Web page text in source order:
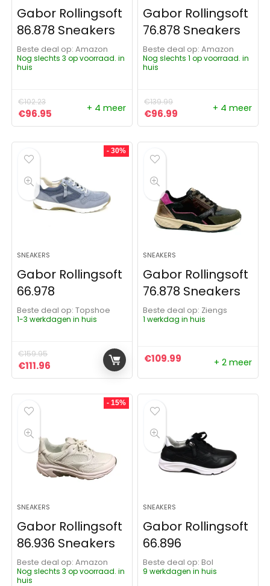
Gabor Rollingsoft
86.878 Sneakers
Beste deal op:
Amazon
Nog slechts 3 op voorraad. in
huis
€102.23
Oorspronkelijke prijs was: €102.23.
€96.95 Huidige prijs is: €96.95.
+ 4 meer
Gabor Rollingsoft
76.878 Sneakers
Beste deal op:
Amazon
Nog slechts 1 op voorraad. in
huis
€139.99
Oorspronkelijke prijs was:
€96.99 Huidige prijs is:
+ 4 meer
- 30%
SNEAKERS
Gabor Rollingsoft
66.978
Beste deal op:
Topshoe
1-3 werkdagen in huis
€159.95
Oorspronkelijke prijs was: €159.95.
€111.96 Huidige prijs is: €111.96.
SNEAKERS
Gabor Rollingsoft
76.878 Sneakers
Beste deal op:
Ziengs
1 werkdag in huis
€109.99 + 2 meer
- 15%
SNEAKERS
Gabor Rollingsoft
86.936 Sneakers
Beste deal op:
Amazon
Nog slechts 3 op voorraad. in
huis
SNEAKERS
Gabor Rollingsoft
66.896
Beste deal op:
Bol
9 werkdagen in huis